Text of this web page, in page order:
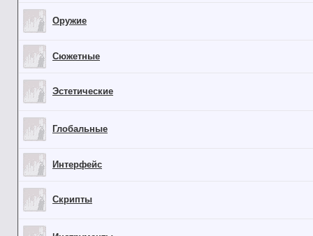
Оружие
Сюжетные
Эстетические
Глобальные
Интерфейс
Скрипты